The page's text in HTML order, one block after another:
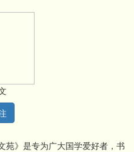
苑》是专为广大国学爱好者，书